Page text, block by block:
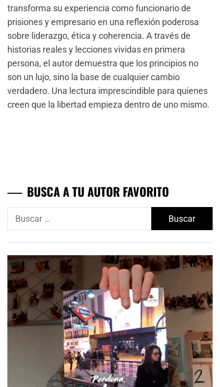
transforma su experiencia como funcionario de
prisiones y empresario en una reflexión poderosa
sobre liderazgo, ética y coherencia. A través de
historias reales y lecciones vividas en primera
persona, el autor demuestra que los principios no
son un lujo, sino la base de cualquier cambio
verdadero. Una lectura imprescindible para quienes
creen que la libertad empieza dentro de uno mismo.
BUSCA A TU AUTOR FAVORITO
Buscar: